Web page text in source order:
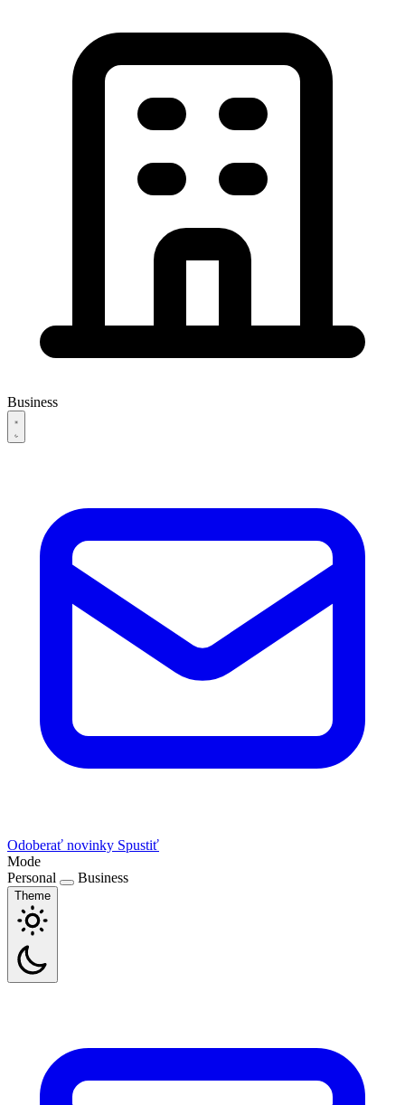
Business
Odoberať novinky Spustiť
Mode
Personal
Business
Theme